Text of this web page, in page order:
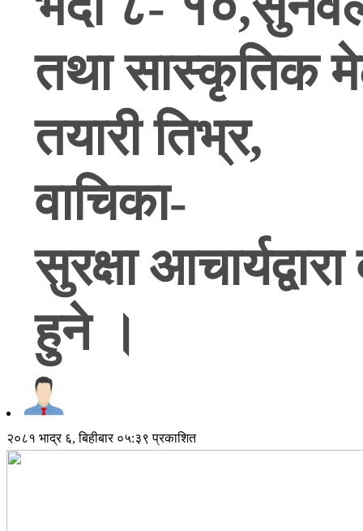
तथा सास्कृतिक
तयारी तिभ्र,
वाचिका-
सुरक्षा
हुने ।
२०८१ भाद्र ६, बिहीबार ०५:३९ प्रकाशित